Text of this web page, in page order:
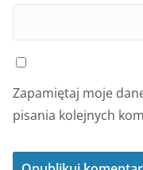
Zapamiętaj moje
pisania kolejnych